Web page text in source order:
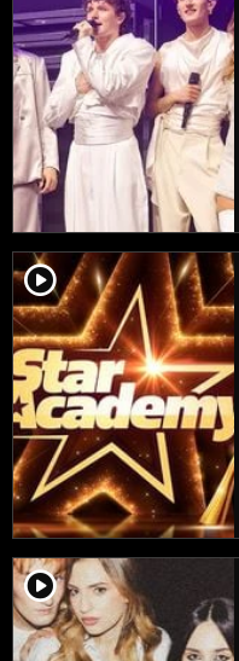
player2
player2